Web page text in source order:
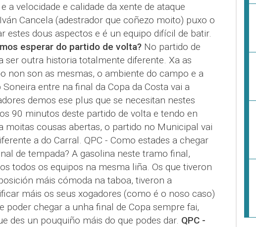
a velocidade e calidade da xente de ataque
Cancela (adestrador que coñezo moito) puxo o
estes dous aspectos e é un equipo difícil de batir.
esperar do partido de volta?No partido de
ser outra historia totalmente diferente. Xa as
non son as mesmas, o ambiente do campo e a
entre na final da Copa da Costa vai a
demos ese plus que se necesitan nestes
90 minutos deste partido de volta e tendo en
moitas cousas abertas, o partido no Municipal vai
a do Carral. QPC - Como estades a chegar
de tempada? A gasolina neste tramo final,
todos os equipos na mesma liña. Os que tiveron
máis cómoda na taboa, tiveron a
máis os seus xogadores (como é o noso caso)
poder chegar a unha final de Copa sempre fai,
des un pouquiño máis do que podes dar. QPC -